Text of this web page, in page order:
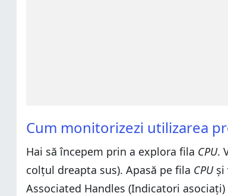
Cum monitorizezi utilizarea
Hai să începem prin a explora fila CPU.
colțul dreapta sus). Apasă pe fila CPUși
Associated Handles (Indicatori